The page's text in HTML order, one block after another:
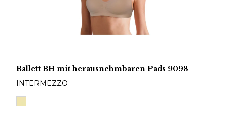
Ballett BH mit herausnehmbaren Pads 9098
INTERMEZZO